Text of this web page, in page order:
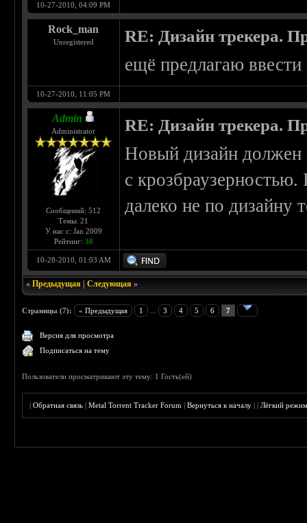
10-27-2010, 04:09 PM
Rock_man
Unregistered RE: Дизайн трекера.
ещё предлагаю
10-27-2010, 11:05 PM
Admin
Administrator
Сообщений: 512
Темы: 21
У нас с: Jan 2009
Рейтинг: 30
RE: Дизайн трекера.
Новый дизайн должен
с
далеко не по дизайну
10-28-2010, 01:03 AM
«Предыдущая |Следующая »
Страницы (7): « Предыдущая 1 3 4 5 6 7
Версия для просмотра
Подписаться на тему
Пользователи просматривают эту тему: 1 Гость(ей)
|Обратная связь |Metal Torrent Tracker Forum |Вернуться к началу ||Лёгкий